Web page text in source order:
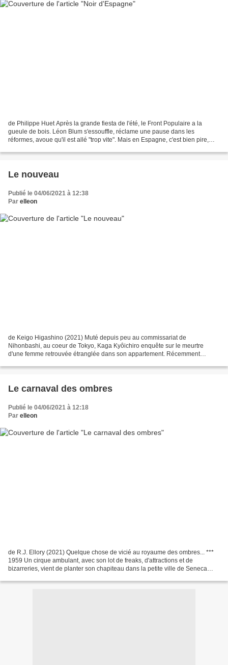
de Philippe Huet Après la grande fiesta de l'été, le Front Populaire a la
gueule de bois. Léon Blum s'essouffle, réclame une pause dans les
réformes, avoue qu'il est allé "trop vite". Mais en Espagne, c'est bien pire,
Le nouveau
Publié le 04/06/2021 à 12:38
Par elleon
de Keigo Higashino (2021) Muté depuis peu au commissariat de
Nihonbashi, au coeur de Tokyo, Kaga Kyôichiro enquête sur le meurtre
d'une femme retrouvée étranglée dans son appartement. Récemment
Le carnaval des ombres
Publié le 04/06/2021 à 12:18
Par elleon
de R.J. Ellory (2021) Quelque chose de vicié au royaume des ombres... ***
1959 Un cirque ambulant, avec son lot de freaks, d'attractions et de
bizarreries, vient de planter son chapiteau dans la petite ville de Seneca